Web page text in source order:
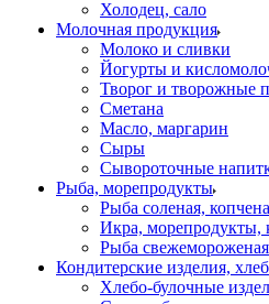
Холодец, сало
Молочная продукция
Молоко и сливки
Йогурты и
Творог и творожные
Сметана
Масло, маргарин
Сыры
Сывороточные
Рыба, морепродукты
Рыба соленая,
Икра, морепродукты,
Рыба свежемороженая
Кондитерские изделия, хлеб
Хлебо-булочные